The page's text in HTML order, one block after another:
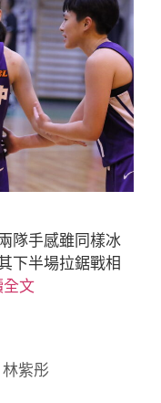
隊手感雖同樣冰
下半場拉鋸戰相
全文
林紫彤